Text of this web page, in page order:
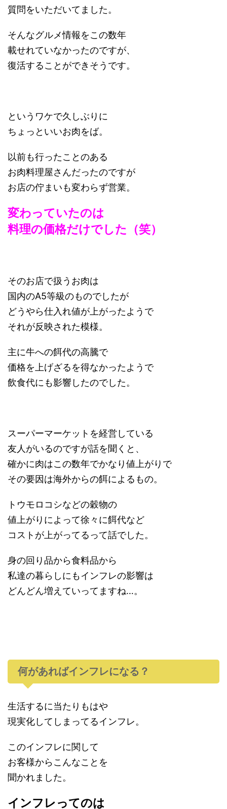
質問をいただいてました。
そんなグルメ情報をこの数年
載せれていなかったのですが、
復活することができそうです。
というワケで久しぶりに
ちょっといいお肉をば。
以前も行ったことのある
お肉料理屋さんだったのですが
お店の佇まいも変わらず営業。
変わっていたのは
料理の価格だけでした（笑）
そのお店で扱うお肉は
国内のA5等級のものでしたが
どうやら仕入れ値が上がったようで
それが反映された模様。
主に牛への餌代の高騰で
価格を上げざるを得なかったようで
飲食代にも影響したのでした。
スーパーマーケットを経営している
友人がいるのですが話を聞くと、
確かに肉はこの数年でかなり値上がりで
その要因は海外からの餌によるもの。
トウモロコシなどの穀物の
値上がりによって徐々に餌代など
コストが上がってるって話でした。
身の回り品から食料品から
私達の暮らしにもインフレの影響は
どんどん増えていってますね…。
何があればインフレになる？
生活するに当たりもはや
現実化してしまってるインフレ。
このインフレに関して
お客様からこんなことを
聞かれました。
インフレってのは